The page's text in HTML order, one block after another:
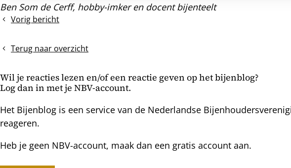
Ben Som de Cerff, hobby-imker en docent bijenteelt
Vorig bericht
Voorjaarscontrole
eenTerug naar overzicht
Wil je reacties lezen en/of een reactie geven op het bijenblog?
Log dan in met je NBV-account.
Het Bijenblog is een service van de Nederlandse
reageren.
Heb je geen NBV-account, maak dan een gratis account aan.